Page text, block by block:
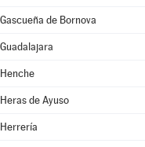
Gascueña de Bornova
Guadalajara
Henche
Heras de Ayuso
Herrería